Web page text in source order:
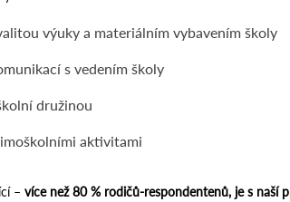
výuky a materiálním vybavením školy
s vedením školy
družinou
aktivitami
– více než 80 % rodičů-respondentenů, je s naší